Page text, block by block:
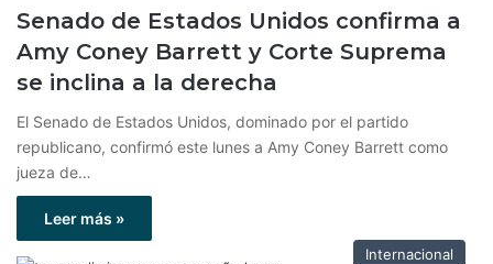
Senado de Estados Unidos confirma a
Amy Coney Barrett y Corte Suprema
se inclina a la derecha
El Senado de Estados Unidos, dominado por el partido
republicano, confirmó este lunes a Amy Coney Barrett como
jueza de…
Leer más »
Internacional